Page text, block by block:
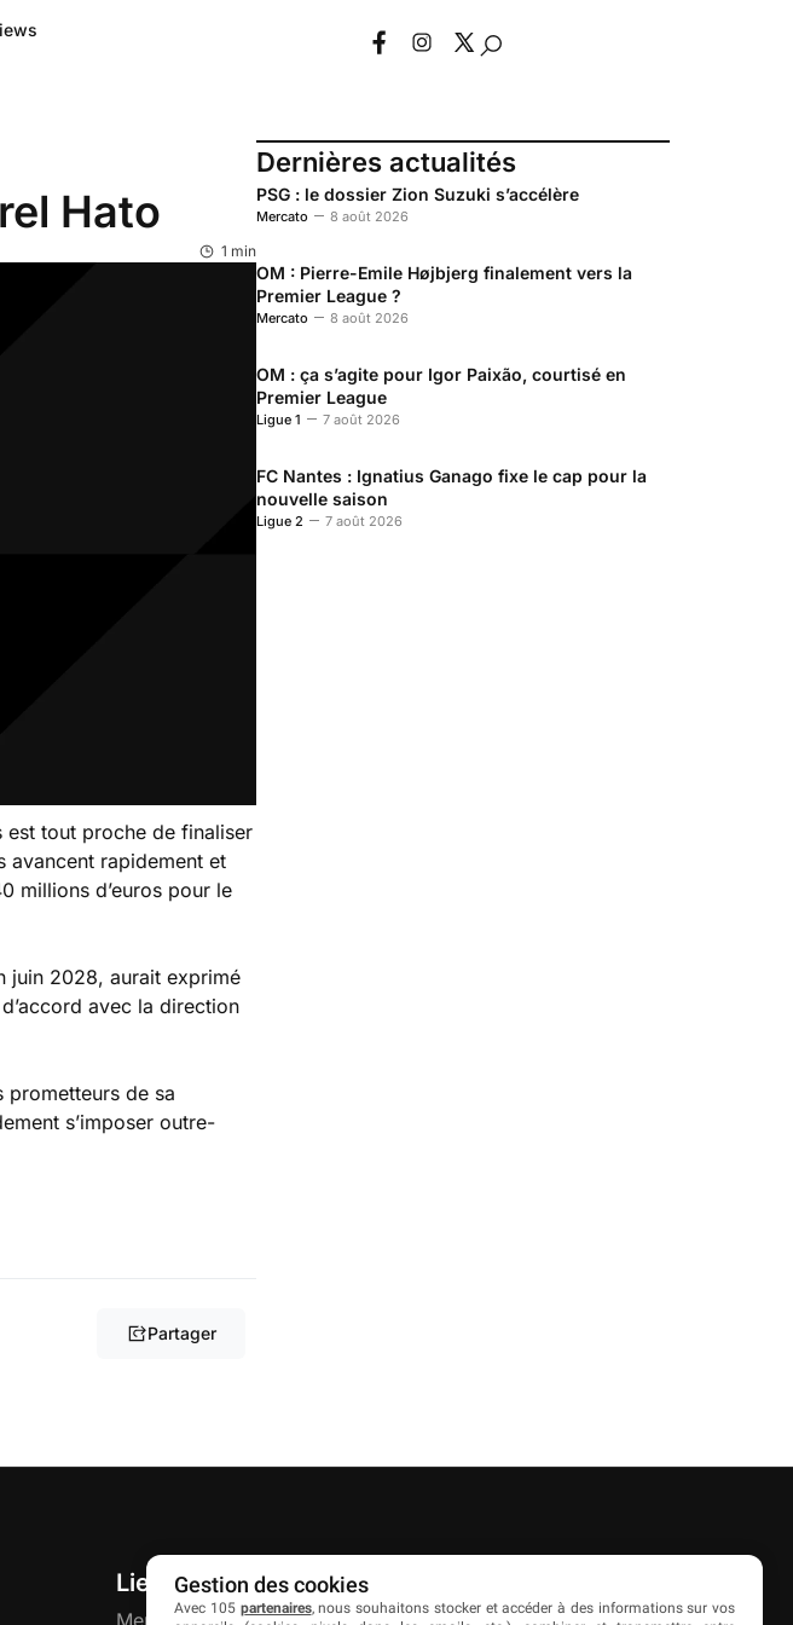
Hato
1 min
est tout proche de finaliser
avancent rapidement et
millions d’euros pour le
juin 2028, aurait exprimé
avec la direction
prometteurs de sa
s’imposer outre-
Partager
Dernières actualités
PSG : le dossier Zion Suzuki s’accélère
Mercato 8 août 2026
OM : Pierre-Emile Højbjerg finalement vers la
Premier League ?
Mercato 8 août 2026
OM : ça s’agite pour Igor Paixão, courtisé en
Premier League
Ligue 1 7 août 2026
FC Nantes : Ignatius Ganago fixe le cap pour la
nouvelle saison
Ligue 2 7 août 2026
Liens utiles
Mentions légales Livefoot
Gestion des cookies
Avec 105 partenaires, nous souhaitons stocker et accéder à des informations sur vos